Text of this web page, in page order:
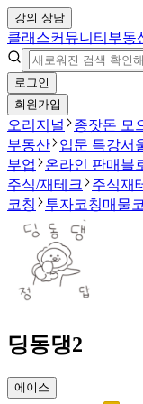
강의 상담
클래스커뮤니티 부동
로그인
회원가입
오리지널 종잣돈 모
부동산
입문 특강서
부업
온라인 판매 블
주식/재테크
주식재
코칭
투자코칭매물
딩동댕2
에이스